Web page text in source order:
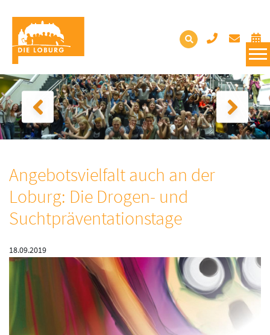
Angebotsvielfalt auch an der
Loburg: Die Drogen- und
Suchtpräventationstage
18.09.2019